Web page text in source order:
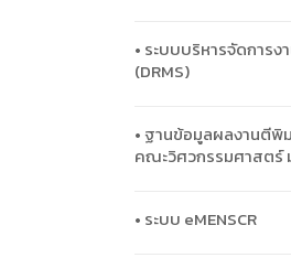
• ระบบบริหารจัดการ
(DRMS)
• ฐานข้อมูลผลงานตีพิ
คณะวิศวกรรมศาสตร์
• ระบบ eMENSCR